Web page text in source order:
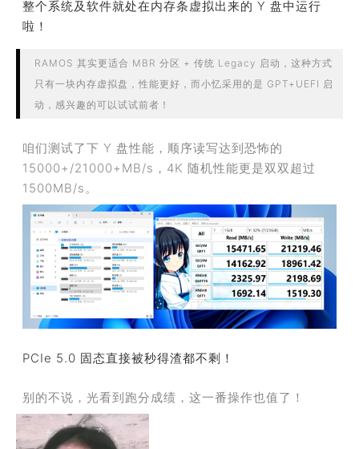
整个系统及软件就处在内存条虚拟出来的 Y 盘中运行
啦！
RAMOS 其实更适合 MBR 分区 + 传统 Legacy 启动，这种方式
只有一块内存虚拟盘，性能更好，而小忆采用的是 GPT+UEFI 启
动，感兴趣的可以试试前者！
咱们测试了下 Y 盘性能，顺序读写达到恐怖的
15000+/21000+MB/s，4K 随机性能更是双双超过
1500MB/s。
PCIe 5.0 固态直接被秒得渣都不剩！
别的不说，光看到跑分成绩，这一番操作也值了！